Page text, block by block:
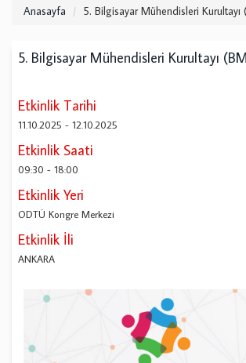
this
Anasayfa 5. Bilgisayar Mühendisleri Kurultayı
5. Bilgisayar Mühendisleri Kurultayı
Etkinlik Tarihi
11.10.2025 -12.10.2025
Etkinlik Saati
09:30 -18:00
Etkinlik Yeri
ODTÜ Kongre Merkezi
Etkinlik İli
ANKARA